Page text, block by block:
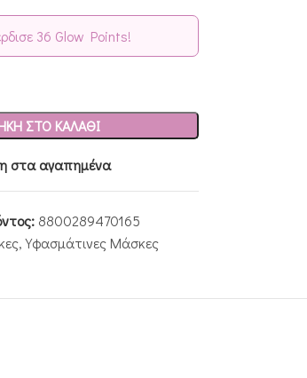
36 Glow Points!
ΣΤΟ ΚΑΛΆΘΙ
στα αγαπημένα
8800289470165
, Υφασμάτινες Μάσκες